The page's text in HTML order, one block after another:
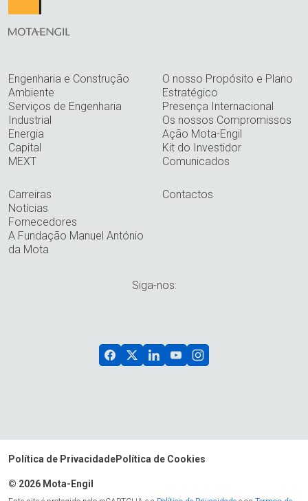
Engenharia e Construção
Ambiente
Serviços de Engenharia
Industrial
Energia
Capital
MEXT
O nosso Propósito e Plano
Estratégico
Presença Internacional
Os nossos Compromissos
Ação Mota-Engil
Kit do Investidor
Comunicados
Carreiras
Notícias
Fornecedores
A Fundação Manuel António
da Mota
Contactos
Siga-nos:
Política de PrivacidadePolítica de Cookies
© 2026 Mota-Engil